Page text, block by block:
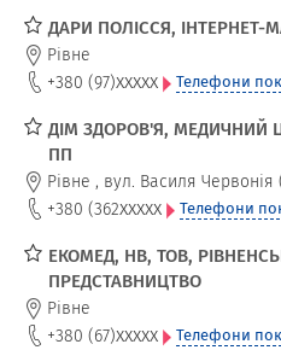
ДАРИ ПОЛІССЯ, ІНТЕРНЕТ-
Рівне
+380 (97)xxxxx Телефони
ДІМ ЗДОРОВ'Я, МЕДИЧНИЙ
ПП
Рівне , вул. Василя Червонія
+380 (362xxxxx Телефони
ЕКОМЕД, НВ, ТОВ,
ПРЕДСТАВНИЦТВО
Рівне
+380 (67)xxxxx Телефони